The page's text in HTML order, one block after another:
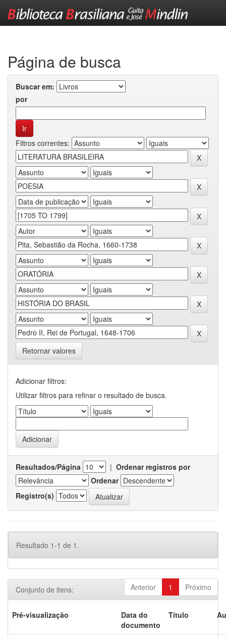
Página de busca
Buscar em:
por
Filtros correntes:
Retornar valores
Adicionar filtros:
Utilizar filtros para refinar o resultado de busca.
Resultados/Página | Ordenar registros por
Ordenar
Registro(s)
Resultado 1-1 de 1.
Anterior 1 Próximo
Conjunto de itens:
Pré-visualização
Data do
documento
Título